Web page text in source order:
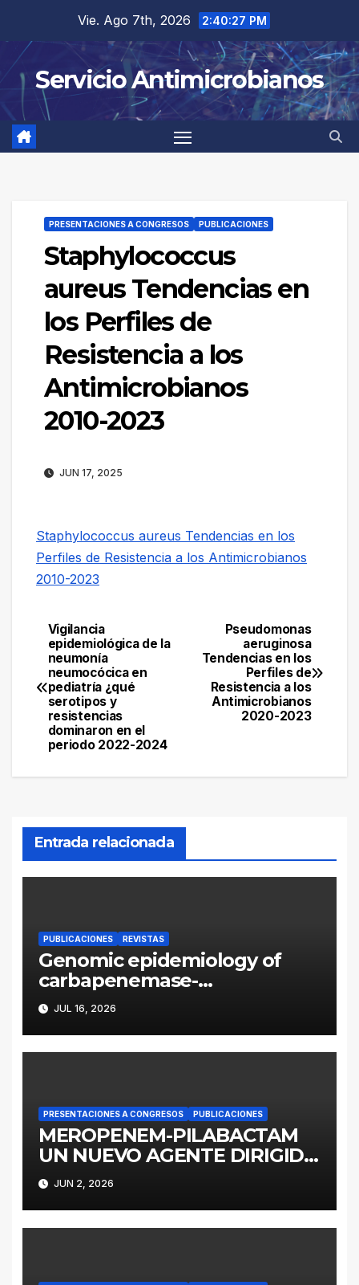
contenido
Vie. Ago 7th, 2026 2:40:28 PM
Servicio Antimicrobianos
PRESENTACIONES A CONGRESOS PUBLICACIONES
Staphylococcus
aureus Tendencias en
los Perfiles de
Resistencia a los
Antimicrobianos
2010-2023
JUN 17, 2025
Staphylococcus aureus Tendencias en los
Perfiles de Resistencia a los Antimicrobianos
2010-2023
Navegación
de
entradas
Pseudomonas
aeruginosa
Tendencias en los
Perfiles de
Resistencia a los
Antimicrobianos
2020-2023
Vigilancia
epidemiológica de la
neumonía
neumocócica en
pediatría ¿qué
serotipos y
resistencias
dominaron en el
periodo 2022-2024
Entrada relacionada
PUBLICACIONES REVISTAS
Genomic epidemiology of
carbapenemase-
producing Enterobacter
cloacae complex in
Argentina: a retrospective
JUL 16, 2026
PRESENTACIONES A CONGRESOS PUBLICACIONES
MEROPENEM-PILABACTAM
UN NUEVO AGENTE DIRIGIDO
A ENTEROBACTERALES
PRODUCTORES DE
SERINOCARBAPENEMASAS
JUN 2, 2026